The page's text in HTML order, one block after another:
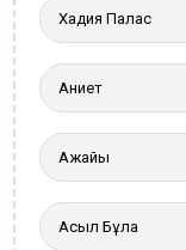
Хадия Палас
Ақниет
Ақжайық
Асыл Бұлақ